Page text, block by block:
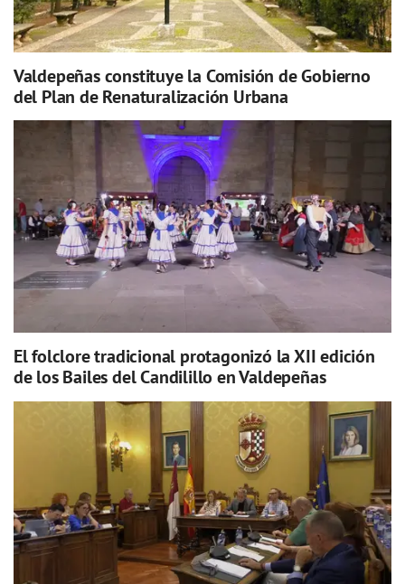
Valdepeñas constituye la Comisión de Gobierno
del Plan de Renaturalización Urbana
El folclore tradicional protagonizó la XII edición
de los Bailes del Candilillo en Valdepeñas